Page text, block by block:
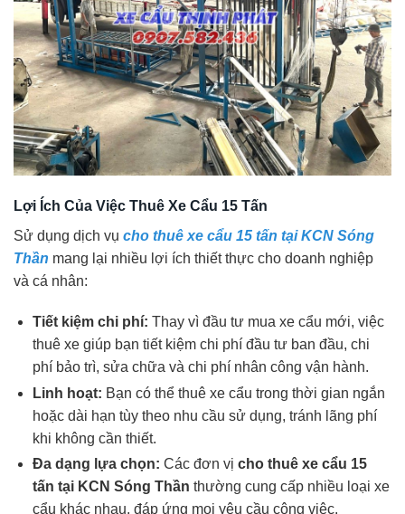
Lợi Ích Của Việc Thuê Xe Cẩu 15 Tấn
Sử dụng dịch vụ cho thuê xe cẩu 15 tấn tại KCN Sóng
Thần mang lại nhiều lợi ích thiết thực cho doanh nghiệp
và cá nhân:
Tiết kiệm chi phí: Thay vì đầu tư mua xe cẩu mới, việc
thuê xe giúp bạn tiết kiệm chi phí đầu tư ban đầu, chi
phí bảo trì, sửa chữa và chi phí nhân công vận hành.
Linh hoạt: Bạn có thể thuê xe cẩu trong thời gian ngắn
hoặc dài hạn tùy theo nhu cầu sử dụng, tránh lãng phí
khi không cần thiết.
Đa dạng lựa chọn: Các đơn vị cho thuê xe cẩu 15
tấn tại KCN Sóng Thần thường cung cấp nhiều loại xe
cẩu khác nhau, đáp ứng mọi yêu cầu công việc.